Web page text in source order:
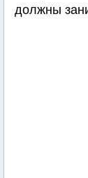
должны